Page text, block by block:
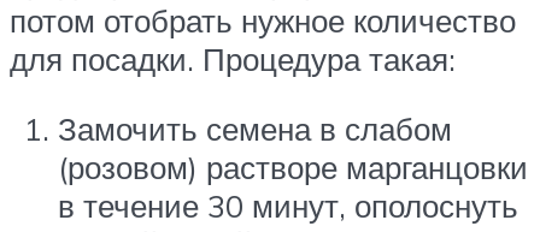
потом отобрать нужное количество
для посадки. Процедура такая:
Замочить семена в слабом
(розовом) растворе марганцовки
в течение 30 минут, ополоснуть